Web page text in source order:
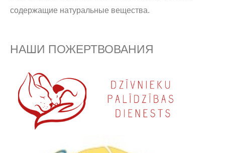
содержащие натуральные вещества.
НАШИ ПОЖЕРТВОВАНИЯ